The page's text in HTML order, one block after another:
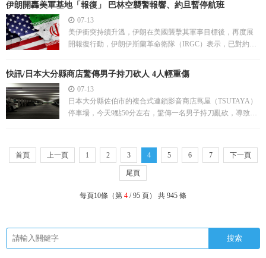
伊朗開轟美軍基地「報復」 巴林空襲警報響、約旦暫停航班
07-13
美伊衝突持續升溫，伊朗在美國襲擊其軍事目標後，再度展
開報復行動，伊朗伊斯蘭革命衛隊（IRGC）表示，已對約旦
快訊/日本大分縣商店驚傳男子持刀砍人 4人輕重傷
07-13
日本大分縣佐伯市的複合式連鎖影音商店蔦屋（TSUTAYA）
停車場，今天9點50分左右，驚傳一名男子持刀亂砍，導致4
首頁 上一頁 1 2 3 4 5 6 7 下一頁
尾頁
每頁10條（第 4 / 95 頁） 共 945 條